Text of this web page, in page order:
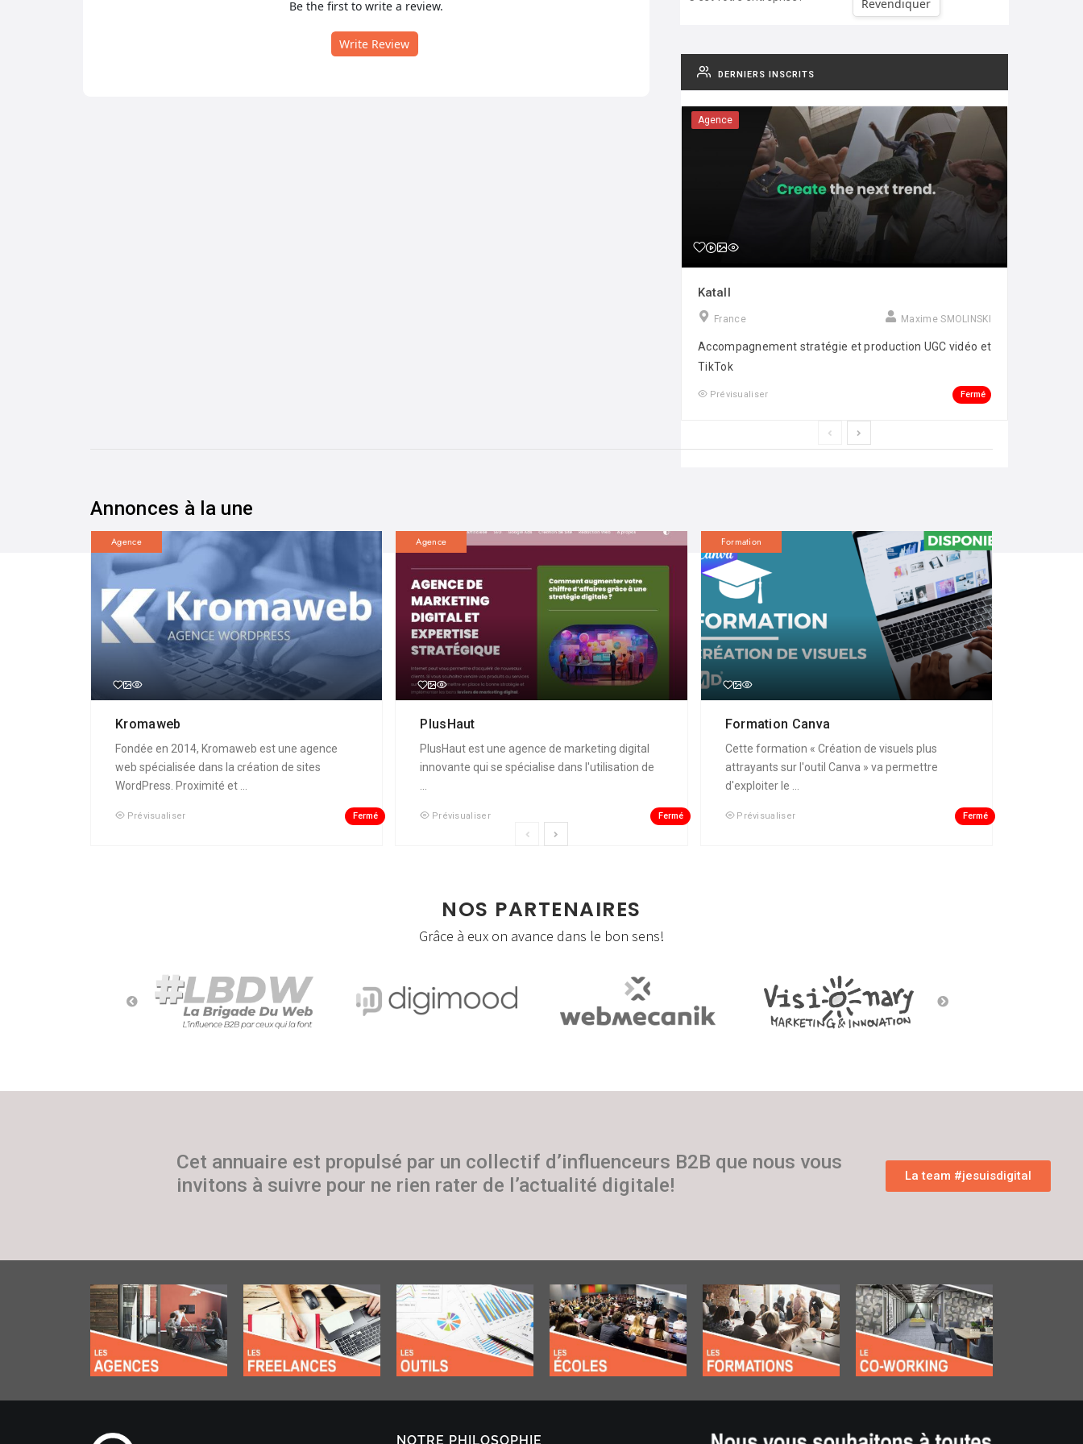
Be the first to write a review.
Write Review
Revendiquer
DERNIERS INSCRITS
Agence
Katall
France Maxime SMOLINSKI
Accompagnement stratégie et production UGC vidéo et
TikTok
Prévisualiser Fermé
Annonces à la une
Agence
Kromaweb
Fondée en 2014, Kromaweb est une agence
web spécialisée dans la création de sites
WordPress. Proximité et ...
Prévisualiser Fermé
Agence
PlusHaut
PlusHaut est une agence de marketing digital
innovante qui se spécialise dans l'utilisation de
...
Prévisualiser Fermé
Formation
Formation Canva
Cette formation « Création de visuels plus
attrayants sur l'outil Canva » va permettre
d'exploiter le ...
Prévisualiser Fermé
NOS PARTENAIRES
Grâce à eux on avance dans le bon sens!
Cet annuaire est propulsé par un collectif d’influenceurs B2B que nous vous
invitons à suivre pour ne rien rater de l’actualité digitale!
La team #jesuisdigital
NOTRE PHILOSOPHIE